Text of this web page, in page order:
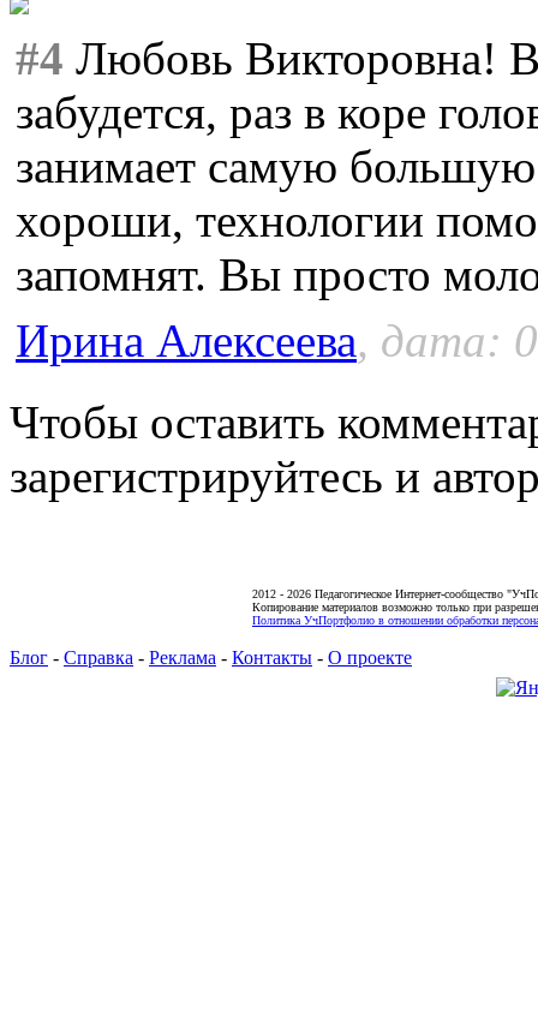
#4 Любовь Викторовна!
забудется, раз в коре
занимает самую
хороши, технологии
запомнят. Вы просто
Ирина Алексеева, дата:
Чтобы оставить
зарегистрируйтесь и
2012 - 2026 Педагогическое Интернет-сообщество
Копирование материалов возможно только при
Политика УчПортфолио в отношении обработки
Блог - Справка - Реклама - Контакты - О проекте